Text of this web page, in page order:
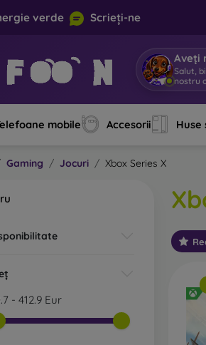
verde Scrieți-ne
Aveți
Salut,
mobile Accesorii Huse
Gaming Jocuri Xbox Series X
- 412.9 Eur